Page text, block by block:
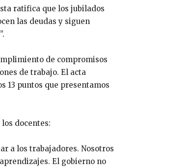
ratifica que los jubilados
las deudas y siguen
de compromisos
de trabajo. El acta
13 puntos que presentamos
docentes:
a los trabajadores. Nosotros
El gobierno no